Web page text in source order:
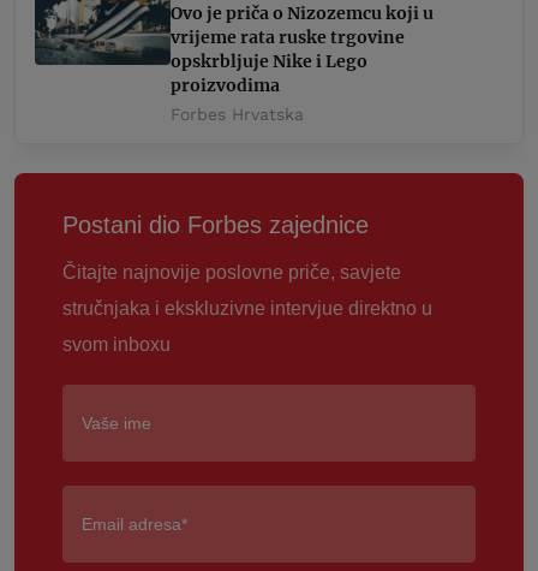
Ovo je priča o Nizozemcu koji u
vrijeme rata ruske trgovine
opskrbljuje Nike i Lego
proizvodima
Forbes Hrvatska
Postani dio Forbes zajednice
Čitajte najnovije poslovne priče, savjete
stručnjaka i ekskluzivne intervjue direktno u
svom inboxu